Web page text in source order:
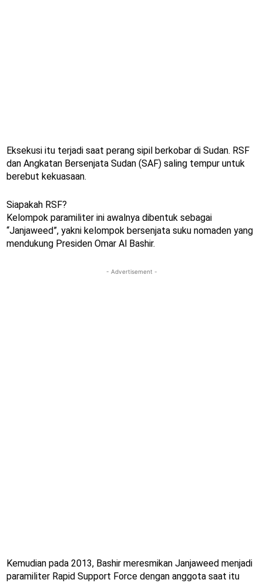
Eksekusi itu terjadi saat perang sipil berkobar di Sudan. RSF
dan Angkatan Bersenjata Sudan (SAF) saling tempur untuk
berebut kekuasaan.
Siapakah RSF?
Kelompok paramiliter ini awalnya dibentuk sebagai
“Janjaweed”, yakni kelompok bersenjata suku nomaden yang
mendukung Presiden Omar Al Bashir.
- Advertisement -
Kemudian pada 2013, Bashir meresmikan Janjaweed menjadi
paramiliter Rapid Support Force dengan anggota saat itu